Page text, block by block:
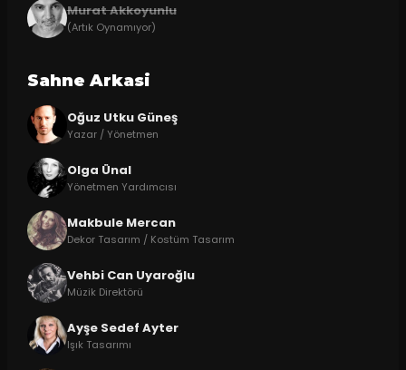
Murat Akkoyunlu
(Artık Oynamıyor)
Sahne Arkasi
Oğuz Utku Güneş
Yazar / Yönetmen
Olga Ünal
Yönetmen Yardımcısı
Makbule Mercan
Dekor Tasarım / Kostüm Tasarım
Vehbi Can Uyaroğlu
Müzik Direktörü
Ayşe Sedef Ayter
Işık Tasarımı